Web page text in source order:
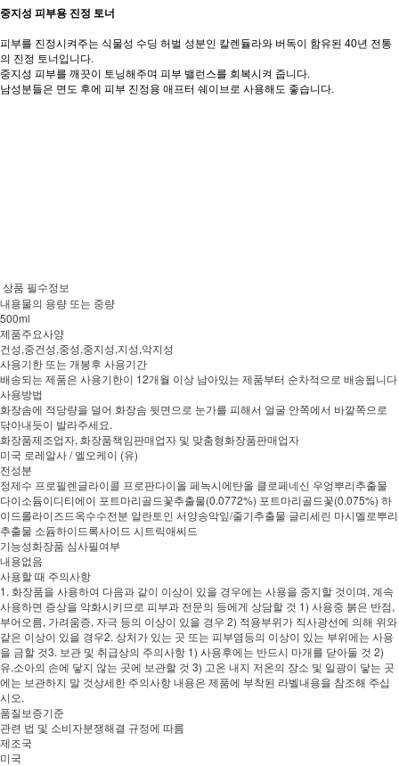
중지성 피부용 진정 토너
피부를 진정시켜주는 식물성 수딩 허벌 성분인 칼렌듈라와 버독이 함유된 40년 전통
의 진정 토너입니다.
중지성 피부를 깨끗이 토닝해주며 피부 밸런스를 회복시켜 줍니다.
남성분들은 면도 후에 피부 진정용 애프터 쉐이브로 사용해도 좋습니다.
상품 필수정보
내용물의 용량 또는 중량
500ml
제품주요사양
건성,중건성,중성,중지성,지성,악지성
사용기한 또는 개봉후 사용기간
배송되는 제품은 사용기한이 12개월 이상 남아있는 제품부터 순차적으로 배송됩니다
사용방법
화장솜에 적당량을 덜어 화장솜 뒷면으로 눈가를 피해서 얼굴 안쪽에서 바깥쪽으로
닦아내듯이 발라주세요.
화장품제조업자, 화장품책임판매업자 및 맞춤형화장품판매업자
미국 로레알사 / 엘오케이 (유)
전성분
정제수 프로필렌글라이콜 프로판다이올 페녹시에탄올 클로페네신 우엉뿌리추출물
다이소듐이디티에이 포트마리골드꽃추출물(0.0772%) 포트마리골드꽃(0.075%) 하
이드롤라이즈드옥수수전분 알란토인 서양송악잎/줄기추출물 글리세린 마시멜로뿌리
추출물 소듐하이드록사이드 시트릭애씨드
기능성화장품 심사필여부
내용없음
사용할 때 주의사항
1. 화장품을 사용하여 다음과 같이 이상이 있을 경우에는 사용을 중지할 것이며, 계속
사용하면 증상을 악화시키므로 피부과 전문의 등에게 상담할 것 1) 사용중 붉은 반점,
부어오름, 가려움증, 자극 등의 이상이 있을 경우 2) 적용부위가 직사광선에 의해 위와
같은 이상이 있을 경우2. 상처가 있는 곳 또는 피부염등의 이상이 있는 부위에는 사용
을 금할 것3. 보관 및 취급상의 주의사항 1) 사용후에는 반드시 마개를 닫아둘 것 2)
유.소아의 손에 닿지 않는 곳에 보관할 것 3) 고온 내지 저온의 장소 및 일광이 닿는 곳
에는 보관하지 말 것상세한 주의사항 내용은 제품에 부착된 라벨내용을 참조해 주십
시오.
품질보증기준
관련 법 및 소비자분쟁해결 규정에 따름
제조국
미국